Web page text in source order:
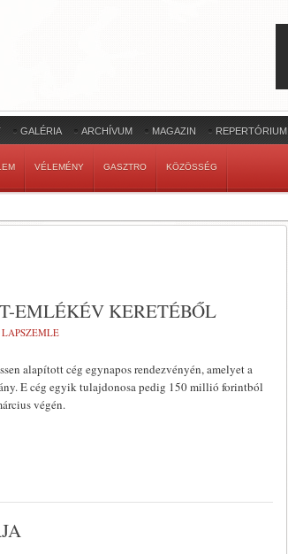
GALÉRIA ARCHÍVUM MAGAZIN REPERTÓRIUM
VÉLEMÉNY GASZTRO KÖZÖSSÉG
EMLÉKÉV KERETÉBŐL
alapított cég egynapos rendezvényén, amelyet a
E cég egyik tulajdonosa pedig 150 millió forintból
végén.